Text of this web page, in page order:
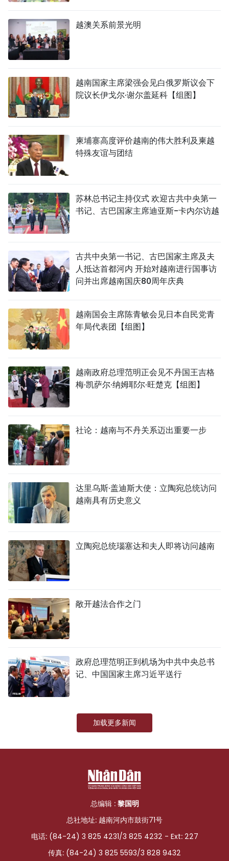
РУССКИЙ
越澳关系前景光明
越南国家主席梁强会见白俄罗斯议会下
院议长伊戈尔·谢尔盖延科【组图】
柬埔寨高度评价越南的伟大胜利及柬越
特殊友谊与团结
苏林总书记主持仪式 欢迎古共中央第一
书记、古巴国家主席迪亚斯-卡内尔访越
古共中央第一书记、古巴国家主席及夫
人抵达首都河内 开始对越南进行国事访
问并出席越南国庆80周年庆典
越南国会主席陈青敏会见日本自民党青
年局代表团【组图】
越南政府总理范明正会见不丹国王吉格
梅·凯萨尔·纳姆耶尔·旺楚克【组图】
社论：越南与不丹关系迈出重要一步
达里乌斯·盖迪斯大使：立陶宛总统访问
越南具有历史意义
立陶宛总统瑙塞达和夫人即将访问越南
敞开越法合作之门
政府总理范明正到机场为中共中央总书
记、中国国家主席习近平送行
加载更多新闻
总编辑 : 黎国明
总社地址: 越南河内市鼓街71号
电话: (84-24) 3 825 4231/3 825 4232 - Ext: 227
传真: (84-24) 3 825 5593/3 828 9432